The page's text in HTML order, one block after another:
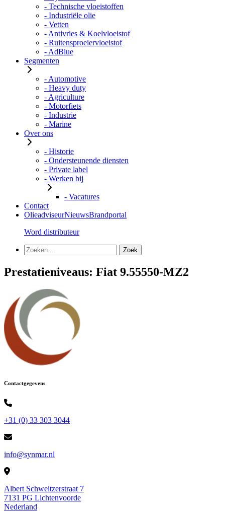
- Technische vloeistoffen
- Industriële olie
- Vetten
- Antivries & Koelvloeistof
- Ruitensproeiervloeistof
- AdBlue
Segmenten
- Automotive
- Heavy duty
- Agriculture
- Motorfiets
- Industrie
- Marine
Over ons
- Historie
- Ondersteunende diensten
- Private label
- Werken bij
- Vacatures
Contact
OlieadviseurNieuwsBrandportal
Word distributeur
Prestatieniveaus: Fiat 9.55550-MZ2
Contactgegevens
+31 (0) 33 303 3044
info@synmar.nl
Albert Schweitzerstraat 7
7131 PG Lichtenvoorde
Nederland